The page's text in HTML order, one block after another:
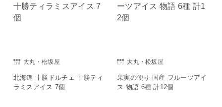
大丸・松坂屋
北海道 十勝ドルチェ 十勝ティ
ラミスアイス 7個
大丸・松坂屋
果実の便り 国産 フルーツアイ
ス 物語 6種 計12個